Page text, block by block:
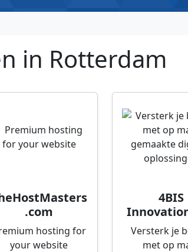
in Rotterdam
.com
hosting for
your website
4BIS
Versterk je
met op